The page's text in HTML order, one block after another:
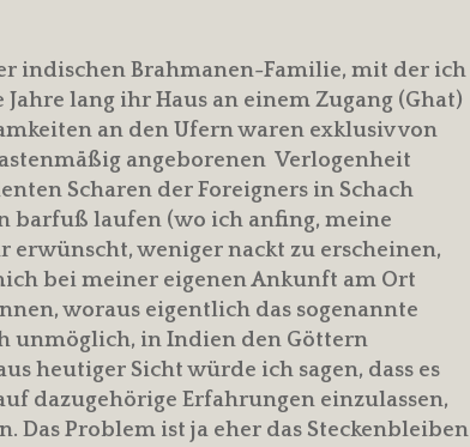
indischen Brahmanen-Familie, mit der ich
lang ihr Haus an einem Zugang (Ghat)
an den Ufern waren exklusiv von
angeborenen Verlogenheit
Scharen der Foreigners in Schach
barfuß laufen (wo ich anfing, meine
erwünscht, weniger nackt zu erscheinen,
bei meiner eigenen Ankunft am Ort
woraus eigentlich das sogenannte
unmöglich, in Indien den Göttern
heutiger Sicht würde ich sagen, dass es
dazugehörige Erfahrungen einzulassen,
Das Problem ist ja eher das Steckenbleiben